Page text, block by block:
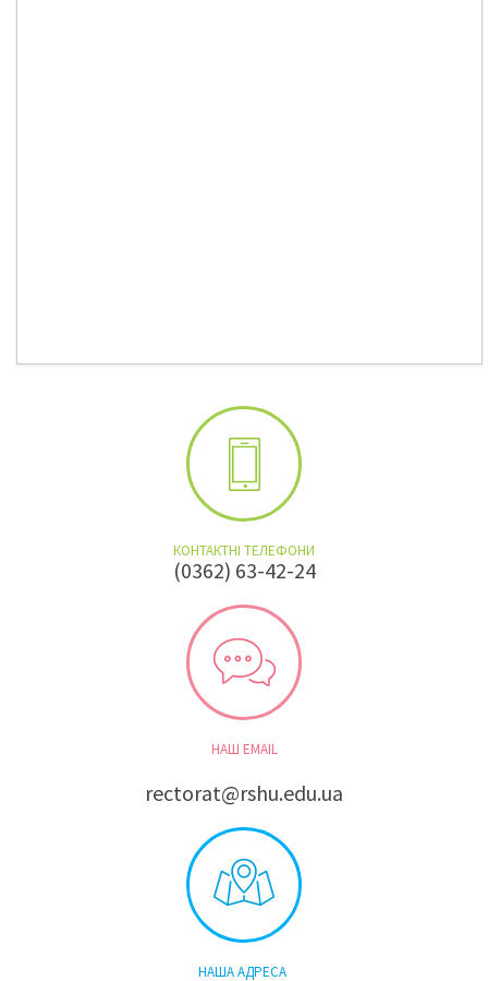
КОНТАКТНІ ТЕЛЕФОНИ
(0362) 63-42-24
НАШ EMAIL
rectorat@rshu.edu.ua
НАША АДРЕСА